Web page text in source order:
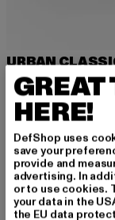
URBAN
Leather Imitation
17,99 EUR
Ajankohtainen
29,99 EUR
UUSI -40%
GREAT
HERE!
DefShop uses
save your
provide and
advertising. In
or to use cookies.
your data in the
the EU data